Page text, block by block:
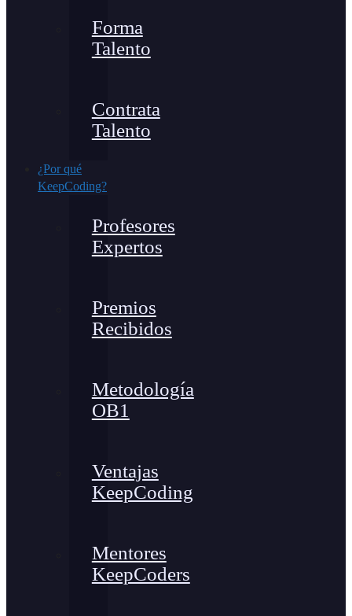
Forma
Talento
Contrata
Talento
¿Por qué
KeepCoding?
Profesores
Expertos
Premios
Recibidos
Metodología
OB1
Ventajas
KeepCoding
Mentores
KeepCoders